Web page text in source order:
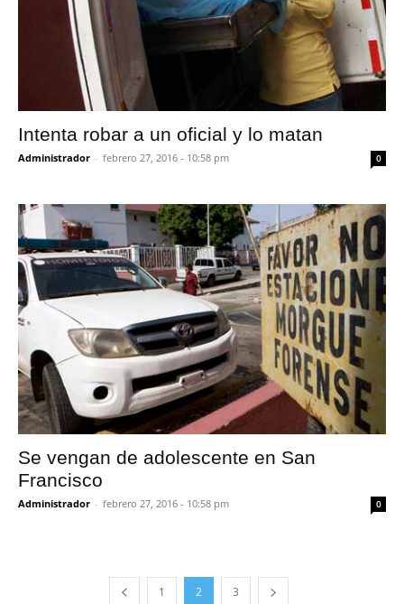
Intenta robar a un oficial y lo matan
Administrador - febrero 27, 2016 - 10:58 pm 0
Se vengan de adolescente en San
Francisco
Administrador - febrero 27, 2016 - 10:58 pm 0
1 2 3